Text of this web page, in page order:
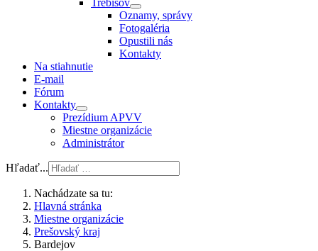
Trebišov
Oznamy, správy
Fotogaléria
Opustili nás
Kontakty
Na stiahnutie
E-mail
Fórum
Kontakty
Prezídium APVV
Miestne organizácie
Administrátor
Hľadať...
Nachádzate sa tu:
Hlavná stránka
Miestne organizácie
Prešovský kraj
Bardejov